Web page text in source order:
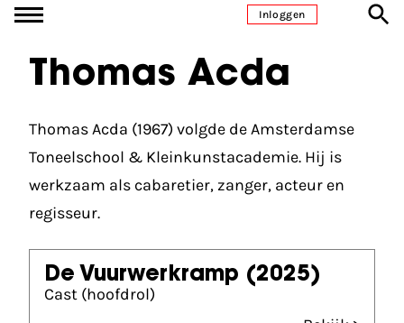
Ga naar inhoudInloggen
Thomas Acda
Thomas Acda (1967) volgde de Amsterdamse
Toneelschool & Kleinkunstacademie. Hij is
werkzaam als cabaretier, zanger, acteur en
regisseur.
De Vuurwerkramp (2025)
Cast (hoofdrol)